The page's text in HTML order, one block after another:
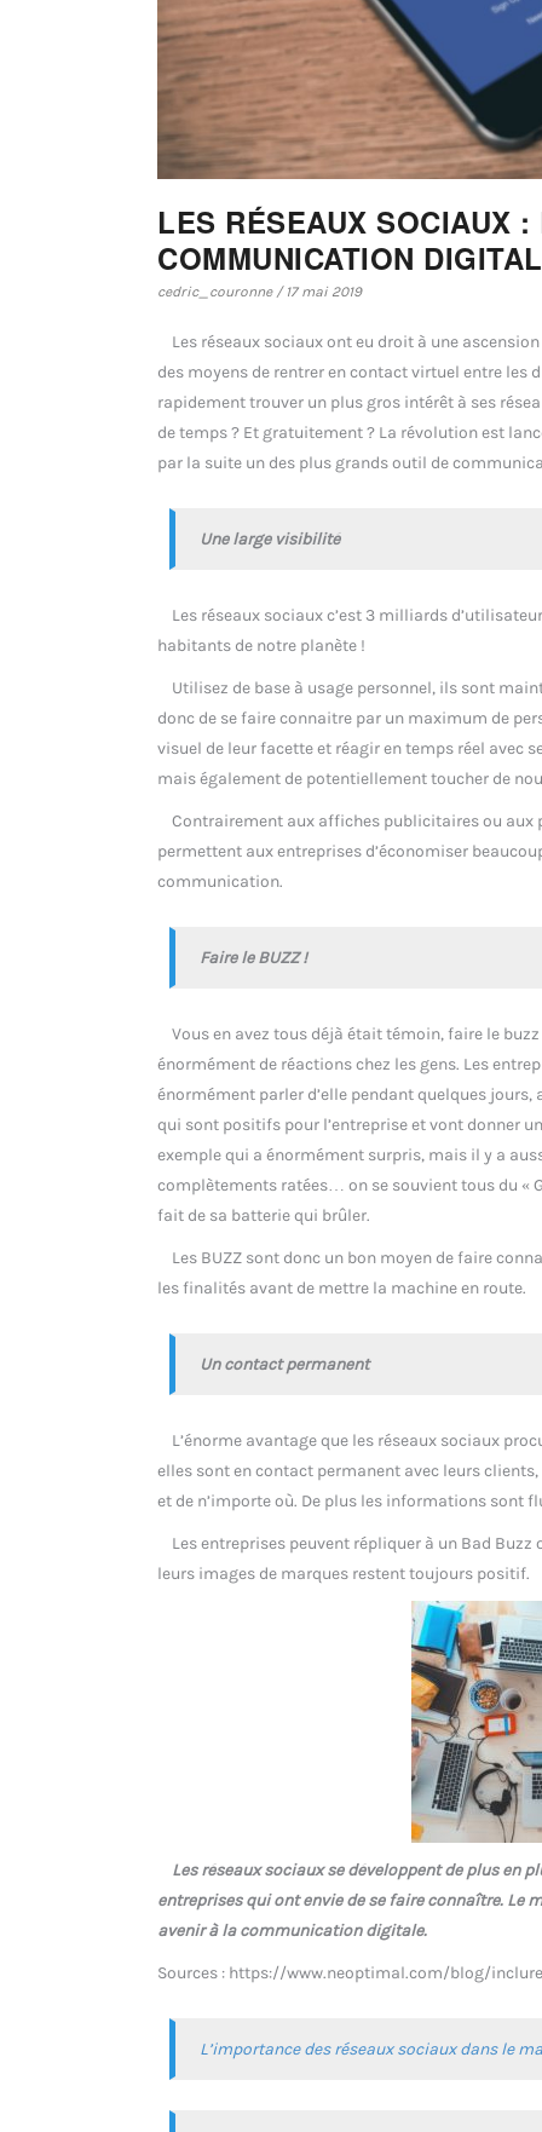
LES RÉSEAUX SOCIAUX
COMMUNICATION
cedric_couronne / 17 mai 2019
Les réseaux sociaux ont eu droit à une
des moyens de rentrer en contact virtuel entre
rapidement trouver un plus gros intérêt à ses
de temps ? Et gratuitement ? La révolution est
par la suite un des plus grands outil de
Une large visibilité
Les réseaux sociaux c’est 3 milliards
habitants de notre planète !
Utilisez de base à usage personnel, ils sont
donc de se faire connaitre par un maximum de
visuel de leur facette et réagir en temps réel avec
mais également de potentiellement toucher de
Contrairement aux affiches publicitaires ou aux
permettent aux entreprises d’économiser
communication.
Faire le BUZZ !
Vous en avez tous déjà était témoin, faire le
énormément de réactions chez les gens. Les
énormément parler d’elle pendant quelques jours,
qui sont positifs pour l’entreprise et vont donner
exemple qui a énormément surpris, mais il y a
complètements ratées… on se souvient tous du «
fait de sa batterie qui brûler.
Les BUZZ sont donc un bon moyen de faire
les finalités avant de mettre la machine en route.
Un contact permanent
L’énorme avantage que les réseaux sociaux
elles sont en contact permanent avec leurs
et de n’importe où. De plus les informations sont
Les entreprises peuvent répliquer à un Bad Buzz
leurs images de marques restent toujours positif.
Les réseaux sociaux se développent de plus en
entreprises qui ont envie de se faire connaître. Le
avenir à la communication digitale.
Sources : https://www.neoptimal.com/blog/
L’importance des réseaux sociaux dans le